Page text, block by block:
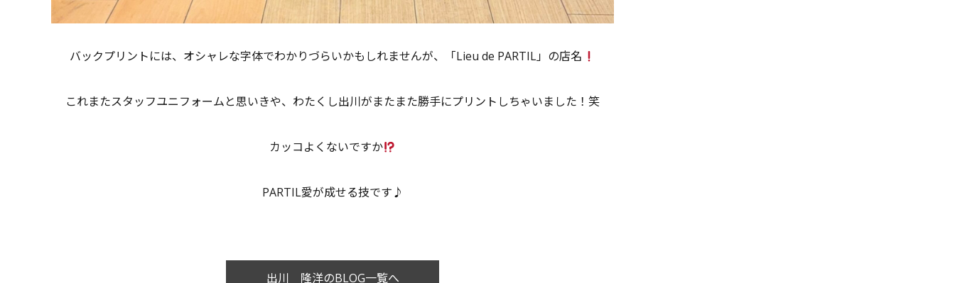
バックプリントには、オシャレな字体でわかりづらいかもしれませんが、「Lieu de PARTIL」の店名
これまたスタッフユニフォームと思いきや、わたくし出川がまたまた勝手にプリントしちゃいました！笑
カッコよくないですか
PARTIL愛が成せる技です♪
出川 隆洋のBLOG一覧へ